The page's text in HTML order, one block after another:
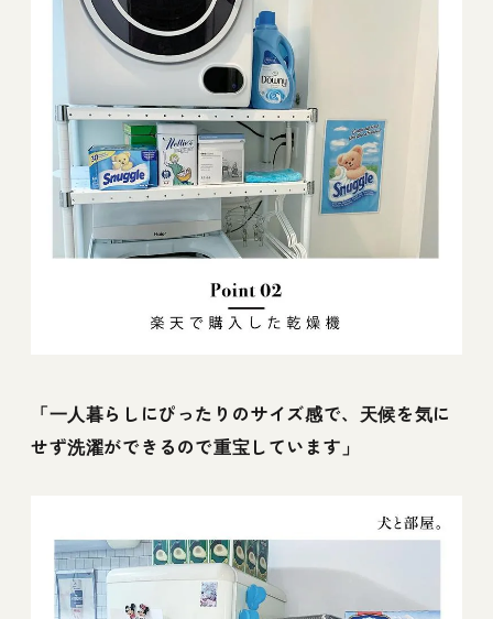
「一人暮らしにぴったりのサイズ感で、天候を気に
せず洗濯ができるので重宝しています」